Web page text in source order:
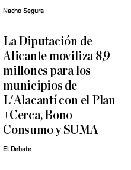
Nacho Segura
La Diputación de
Alicante moviliza 8,9
millones para los
municipios de
L'Alacantí con el Plan
+Cerca, Bono
Consumo y SUMA
El Debate